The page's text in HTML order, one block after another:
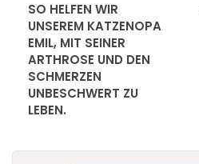
SO HELFEN WIR
UNSEREM KATZENOPA
EMIL, MIT SEINER
ARTHROSE UND DEN
SCHMERZEN
UNBESCHWERT ZU
LEBEN.